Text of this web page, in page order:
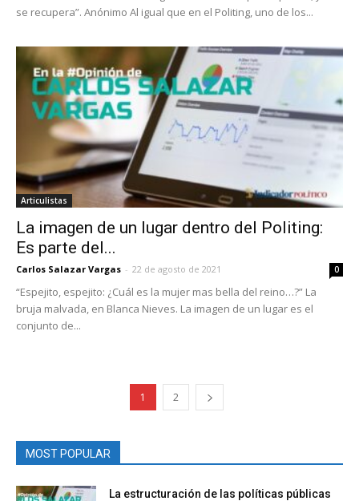
se recupera”. Anónimo Al igual que en el Politing, uno de los...
Articulistas
La imagen de un lugar dentro del Politing:
Es parte del...
Carlos Salazar Vargas - 22 de agosto de 2021 0
“Espejito, espejito: ¿Cuál es la mujer mas bella del reino…?” La
bruja malvada, en Blanca Nieves. La imagen de un lugar es el
conjunto de...
1 2
MOST POPULAR
La estructuración de las políticas públicas